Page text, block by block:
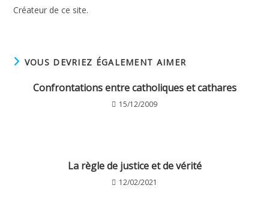
Créateur de ce site.
VOUS DEVRIEZ ÉGALEMENT AIMER
Confrontations entre catholiques et cathares
15/12/2009
La règle de justice et de vérité
12/02/2021